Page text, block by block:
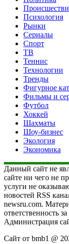
Психология
Рынки
Сериалы
Спорт
ТВ
Теннис
Технологии
Тренды
Фигурное
Фильмы и
Футбол
Хоккей
Шахматы
Шоу-бизнес
Экология
Экономика
Данный сайт не
сайте ни чего не
услуги не
новостей RSS
newsru.com.
ответственность
Администрация
Сайт от bmb1 @